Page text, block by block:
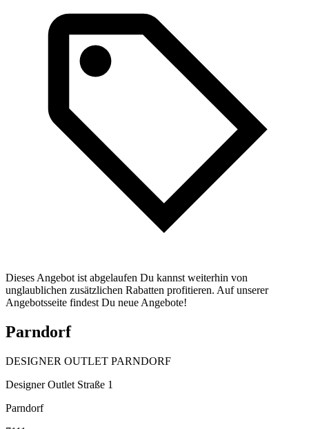
Dieses Angebot ist abgelaufen Du kannst weiterhin von
unglaublichen zusätzlichen Rabatten profitieren. Auf unserer
Angebotsseite findest Du neue Angebote!
Parndorf
DESIGNER OUTLET PARNDORF
Designer Outlet Straße 1
Parndorf